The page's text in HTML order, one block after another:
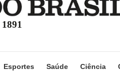
Esportes Saúde Ciência